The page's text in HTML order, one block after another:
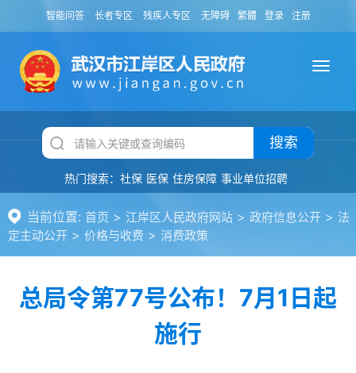
智能问答 长者专区 残疾人专区 无障碍 繁體 登录 注册
搜索
热门搜索： 社保 医保 住房保障 事业单位招聘
当前位置: 首页 > 江岸区人民政府网站 > 政府信息公开 > 法
定主动公开 > 价格与收费 > 消费政策
总局令第77号公布！7月1日起
施行